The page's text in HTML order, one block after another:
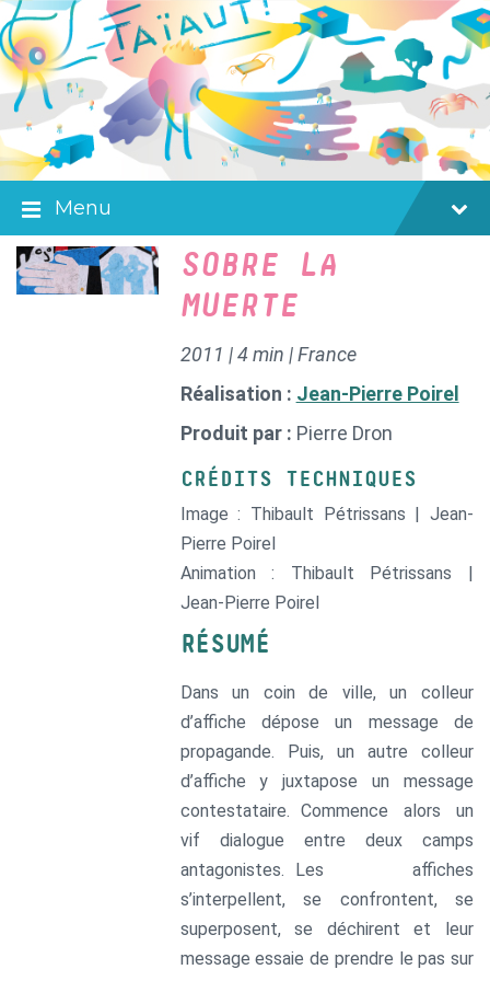
Skip
to
content
Skip
to
main
navigation
Skip
to
footer
Menu
SOBRE LA
MUERTE
2011 | 4 min | France
Réalisation : Jean-Pierre Poirel
Produit par : Pierre Dron
CRÉDITS TECHNIQUES
Image : Thibault Pétrissans | Jean-
Pierre Poirel
Animation : Thibault Pétrissans |
Jean-Pierre Poirel
RÉSUMÉ
Dans un coin de ville, un colleur
d’affiche dépose un message de
propagande. Puis, un autre colleur
d’affiche y juxtapose un message
contestataire. Commence alors un
vif dialogue entre deux camps
antagonistes. Les affiches
s’interpellent, se confrontent, se
superposent, se déchirent et leur
message essaie de prendre le pas sur